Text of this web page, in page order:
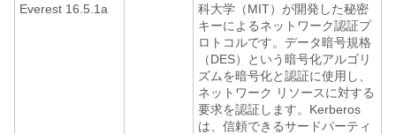
Everest 16.5.1a
科大学（MIT）が開発した秘密
キーによるネットワーク認証プ
ロトコルです。データ暗号規格
（DES）という暗号化アルゴリ
ズムを暗号化と認証に使用し、
ネットワーク リソースに対する
要求を認証します。Kerberos
は、信頼できるサードパーティ